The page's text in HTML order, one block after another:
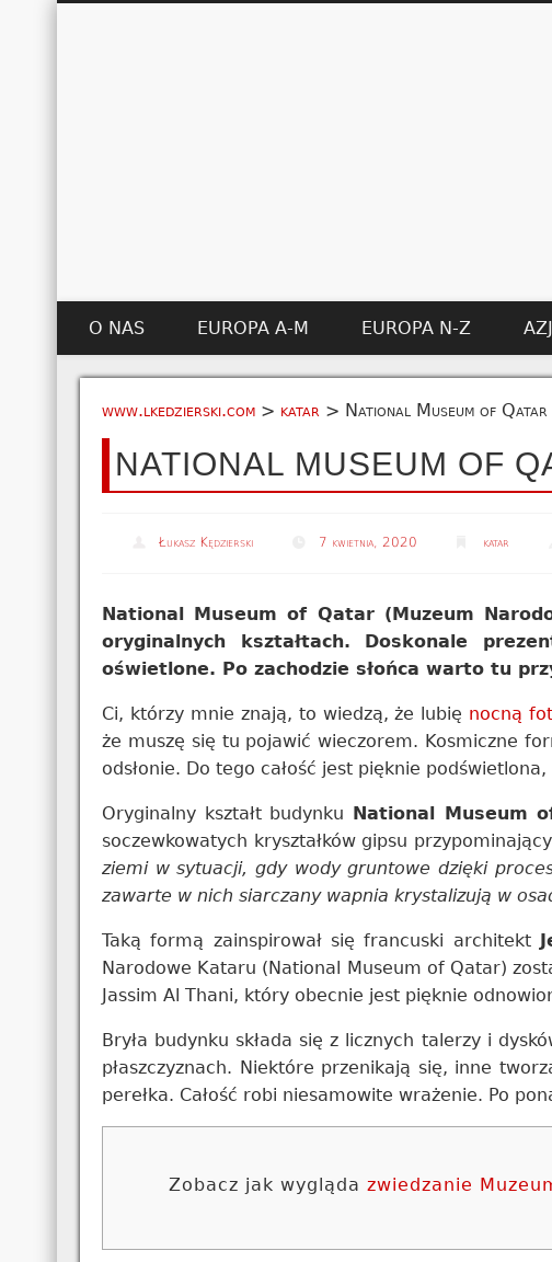
O NAS EUROPA A-M EUROPA N-Z
www.lkedzierski.com > katar > National Museum of Qatar
NATIONAL MUSEUM OF
Łukasz Kędzierski 7 kwietnia, 2020 katar
National Museum of Qatar (Muzeum
oryginalnych kształtach. Doskonale
oświetlone. Po zachodzie słońca warto tu
Ci, którzy mnie znają, to wiedzą, że lubię nocną
że muszę się tu pojawić wieczorem. Kosmiczne
odsłonie. Do tego całość jest pięknie
Oryginalny kształt budynku National Museum
soczewkowatych kryształków gipsu
ziemi w sytuacji, gdy wody gruntowe dzięki
zawarte w nich siarczany wapnia krystalizują w
Taką formą zainspirował się francuski architekt
Narodowe Kataru (National Museum of Qatar)
Jassim Al Thani, który obecnie jest pięknie
Bryła budynku składa się z licznych talerzy i
płaszczyznach. Niektóre przenikają się, inne
perełka. Całość robi niesamowite wrażenie. Po
Zobacz jak wyglądazwiedzanie